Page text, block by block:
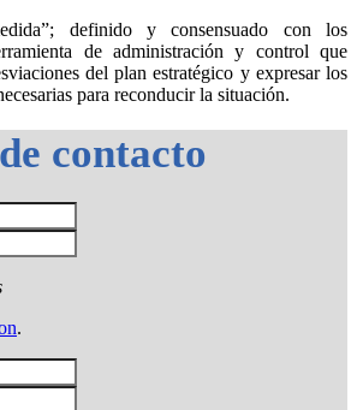
definido y consensuado con los
de administración y control que
del plan estratégico y expresar los
para reconducir la situación.
contacto
.